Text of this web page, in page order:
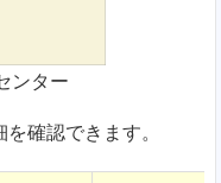
ンター
確認できます。